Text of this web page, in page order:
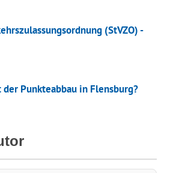
(StVZO) -
Punkteabbau in Flensburg?